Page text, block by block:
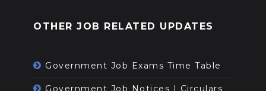
OTHER JOB RELATED UPDATES
Government Job Exams Time Table
Government Job Notices | Circulars